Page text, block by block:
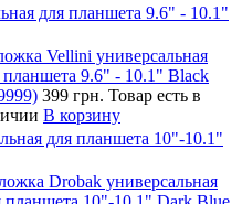
для планшета 9.6" - 10.1"
Vellini универсальная
планшета 9.6" - 10.1" Black
399 грн. Товар есть в
В корзину
для планшета 10"-10.1"
Drobak универсальная